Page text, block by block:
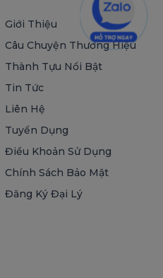
Giới Thiệu
Câu Chuyện Thương Hiệu
Thành Tựu Nổi Bật
Tin Tức
Liên Hệ
Tuyển Dụng
Điều Khoản Sử Dụng
Chính Sách Bảo Mật
Đăng Ký Đại Lý